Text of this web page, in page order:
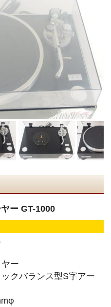
ー GT-1000
ー
クバランス型S字アー